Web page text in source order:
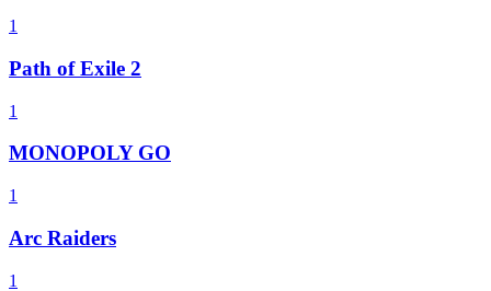
1
Path of Exile 2
1
MONOPOLY GO
1
Arc Raiders
1